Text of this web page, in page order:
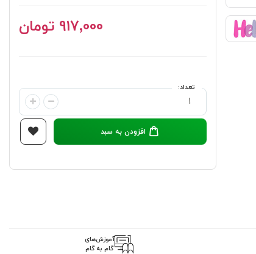
‎917٬000 تومان
تعداد:
افزودن به سبد
آموزش‌های
گام به گام